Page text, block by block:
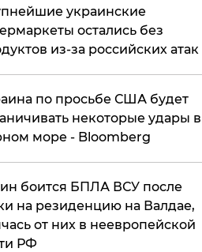
украинские
остались без
из-за российских атак
по просьбе США будет
некоторые удары в
море - Bloomberg
боится БПЛА ВСУ после
на резиденцию на Валдае,
от них в неевропейской
РФ